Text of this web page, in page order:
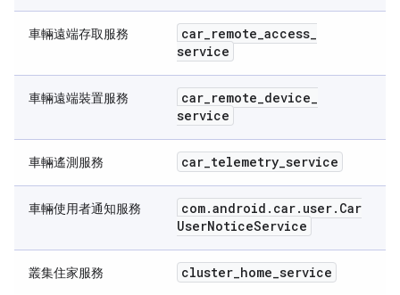
車輛遠端存取服務 car_remote_access_
service
車輛遠端裝置服務 car_remote_device_
service
車輛遙測服務 car_telemetry_service
車輛使用者通知服務 com.android . car. user. Car
UserNoticeService
叢集住家服務 cluster_home_service